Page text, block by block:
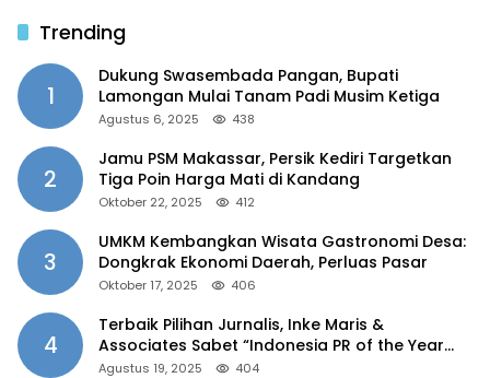
Trending
1
Dukung Swasembada Pangan, Bupati
Lamongan Mulai Tanam Padi Musim Ketiga
Agustus 6, 2025 438
2
Jamu PSM Makassar, Persik Kediri Targetkan
Tiga Poin Harga Mati di Kandang
Oktober 22, 2025 412
3
UMKM Kembangkan Wisata Gastronomi Desa:
Dongkrak Ekonomi Daerah, Perluas Pasar
Oktober 17, 2025 406
4
Terbaik Pilihan Jurnalis, Inke Maris &
Associates Sabet “Indonesia PR of the Year
2025”
Agustus 19, 2025 404